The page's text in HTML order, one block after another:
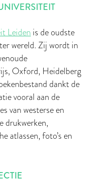
Leiden is de oudste
wereld. Zij wordt in
Oxford, Heidelberg
dankt de
vooral aan de
van westerse en
drukwerken,
atlassen, foto’s en